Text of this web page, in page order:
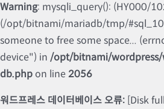
Warning: mysqli_query(): (HY000/
(/opt/bitnami/mariadb/tmp/
someone to free some space...
device") in /opt/bitnami/
db.php on line2056
워드프레스 데이터베이스 오류: [Disk full